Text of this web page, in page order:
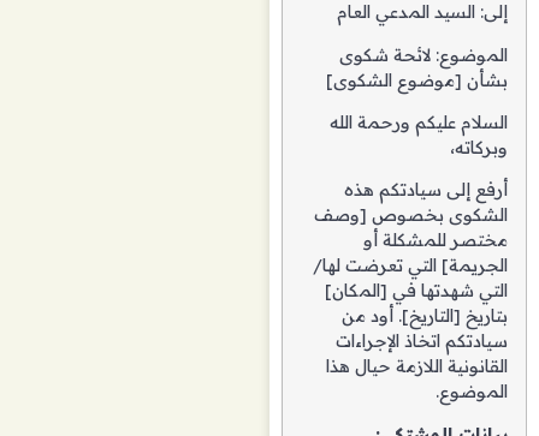
إلى: السيد المدعي العام
الموضوع: لائحة شكوى
بشأن [موضوع الشكوى]
السلام عليكم ورحمة الله
وبركاته،
أرفع إلى سيادتكم هذه
الشكوى بخصوص [وصف
مختصر للمشكلة أو
الجريمة] التي تعرضت لها/
التي شهدتها في [المكان]
بتاريخ [التاريخ]. أود من
سيادتكم اتخاذ الإجراءات
القانونية اللازمة حيال هذا
الموضوع.